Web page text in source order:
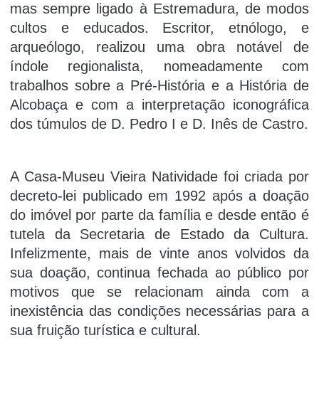
mas sempre ligado à Estremadura, de modos
cultos e educados. Escritor, etnólogo, e
arqueólogo, realizou uma obra notável de
índole regionalista, nomeadamente com
trabalhos sobre a Pré-História e a História de
Alcobaça e com a interpretação iconográfica
dos túmulos de D. Pedro I e D. Inês de Castro.
A Casa-Museu Vieira Natividade foi criada por
decreto-lei publicado em 1992 após a doação
do imóvel por parte da família e desde então é
tutela da Secretaria de Estado da Cultura.
Infelizmente, mais de vinte anos volvidos da
sua doação, continua fechada ao público por
motivos que se relacionam ainda com a
inexistência das condições necessárias para a
sua fruição turística e cultural.